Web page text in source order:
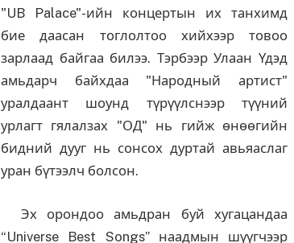
"UB Palace"-ийн концертын их танхимд
бие даасан тоглолтоо хийхээр товоо
зарлаад байгаа билээ. Тэрбээр Улаан Үдэд
амьдарч байхдаа "Народный артист"
уралдаант шоунд түрүүлснээр түүний
урлагт гялалзах "ОД" нь гийж өнөөгийн
бидний дууг нь сонсох дуртай авьяаслаг
уран бүтээлч болсон.
Эх орондоо амьдран буй хугацандаа
“Universe Best Songs” наадмын шүүгчээр